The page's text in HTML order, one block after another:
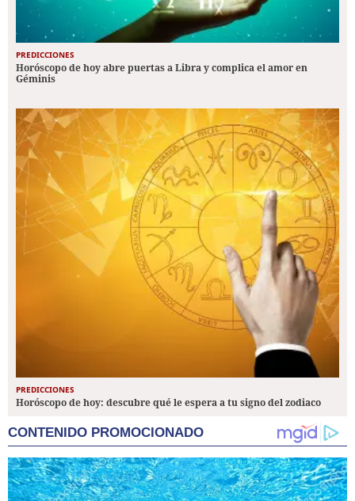
PREDICCIONES
Horóscopo de hoy abre puertas a Libra y complica el amor en
Géminis
PREDICCIONES
Horóscopo de hoy: descubre qué le espera a tu signo del zodiaco
CONTENIDO PROMOCIONADO